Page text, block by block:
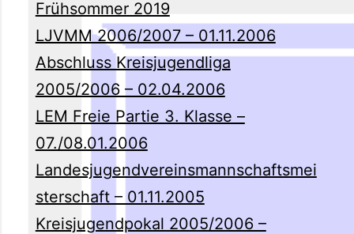
Frühsommer 2019
LJVMM 2006/2007 – 01.11.2006
Abschluss Kreisjugendliga
2005/2006 – 02.04.2006
LEM Freie Partie 3. Klasse –
07./08.01.2006
Landesjugendvereinsmannschaftsmei
sterschaft – 01.11.2005
Kreisjugendpokal 2005/2006 –